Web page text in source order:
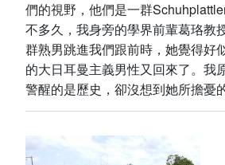
們的視野，他們是一群
不多久，我身旁的學界前輩葛珞教
群熟男跳進我們跟前時，她覺得好
的大日耳曼主義男性又回來了。我
警醒的是歷史，卻沒想到她所擔憂